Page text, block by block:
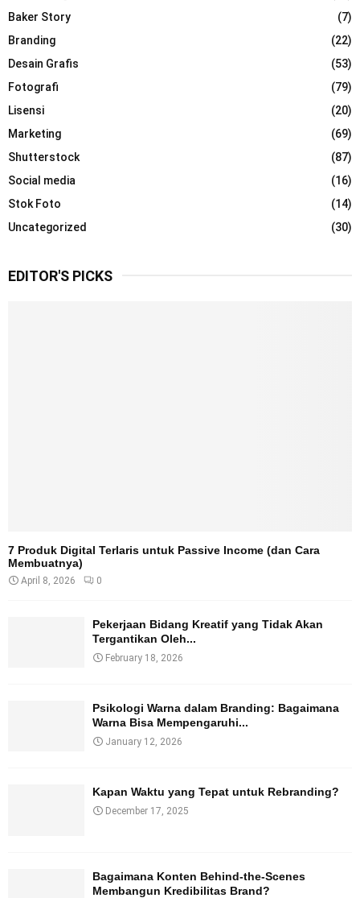
o
:
R
C
H
Baker Story
(7)
Branding
(22)
Desain Grafis
(53)
Fotografi
(79)
Lisensi
(20)
Marketing
(69)
Shutterstock
(87)
Social media
(16)
Stok Foto
(14)
Uncategorized
(30)
EDITOR'S PICKS
7 Produk Digital Terlaris untuk Passive Income (dan Cara
Membuatnya)
April 8, 2026 0
Pekerjaan Bidang Kreatif yang Tidak Akan
Tergantikan Oleh...
February 18, 2026
Psikologi Warna dalam Branding: Bagaimana
Warna Bisa Mempengaruhi...
January 12, 2026
Kapan Waktu yang Tepat untuk Rebranding?
December 17, 2025
Bagaimana Konten Behind-the-Scenes
Membangun Kredibilitas Brand?